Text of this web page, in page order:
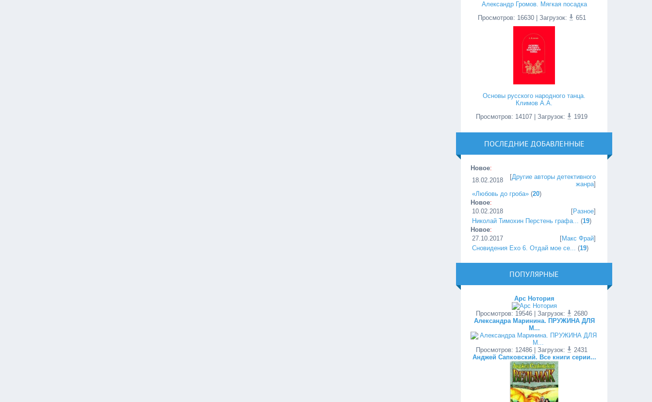
Александр Громов. Мягкая посадка
Просмотров: 16630| Загрузок: 651
Основы русского народного танца.
Климов А.А.
Просмотров: 14107 | Загрузок: 1919
ПОСЛЕДНИЕ ДОБАВЛЕННЫЕ
Новое:
18.02.2018
[Другие авторы детективного
жанра]
«Любовь до гроба» (20)
Новое:
10.02.2018
[Разное]
Николай Тимохин Перстень графа... (19)
Новое:
27.10.2017
[Макс Фрай]
Сновидения Ехо 6. Отдай мое се... (19)
ПОПУЛЯРНЫЕ
Арс Нотория
Просмотров: 19546 | Загрузок:
2680
Александра Маринина. ПРУЖИНА ДЛЯ
М...
Просмотров: 12486 | Загрузок:
2431
Анджей Сапковский. Все книги серии...